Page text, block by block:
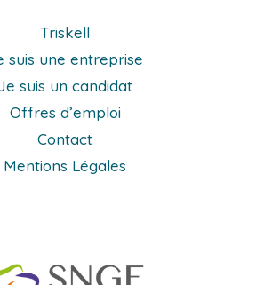
Triskell
suis une entreprise
suis un candidat
Offres d’emploi
Contact
Mentions Légales